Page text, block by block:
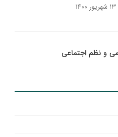
۱۳ شهریور ۱۴۰۰
و نظم اجتماعی